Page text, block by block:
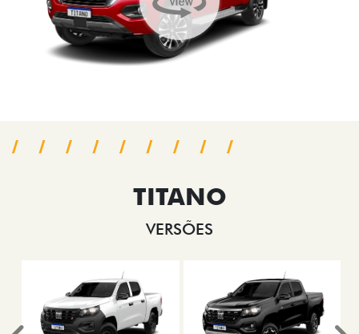
TITANO
VERSÕES